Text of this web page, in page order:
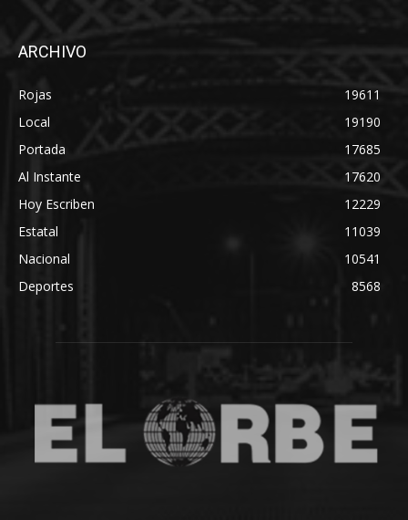
ARCHIVO
Rojas
19611
Local
19190
Portada
17685
Al Instante
17620
Hoy Escriben
12229
Estatal
11039
Nacional
10541
Deportes
8568